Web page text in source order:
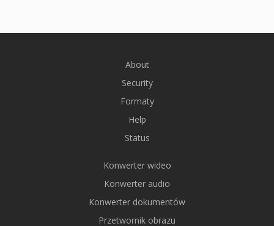
About
Security
Formaty
Help
Status
Konwerter wideo
Konwerter audio
Konwerter dokumentów
Przetwornik obrazu